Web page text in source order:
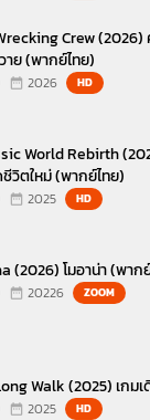
Crew (2026)
าย (พากย์ไทย)
2026 HD
World Rebirth
วิตใหม่ (พากย์ไทย)
2025 HD
(2026) โมอาน่า (พาก
20226 ZOOM
Walk (2025) เกม
2025 HD